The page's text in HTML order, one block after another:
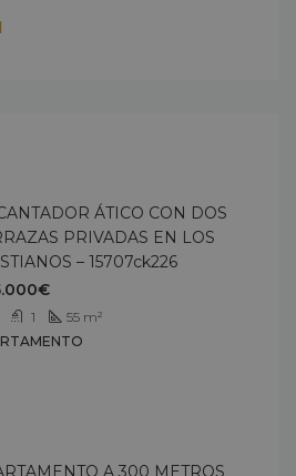
ÁTICO CON DOS
PRIVADAS EN LOS
– 15707ck226
1 55 m²
A 300 METROS